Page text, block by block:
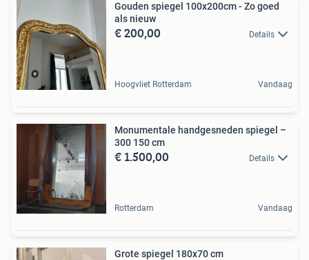
Gouden spiegel 100x200cm - Zo goed
als nieuw
€ 200,00 Details
Hoogvliet Rotterdam Vandaag
Monumentale handgesneden spiegel –
300 150 cm
€ 1.500,00 Details
Rotterdam Vandaag
Grote spiegel 180x70 cm